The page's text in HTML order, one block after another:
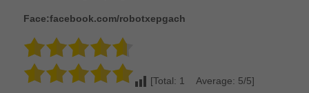
Face:facebook.com/robotxepgach
[Total: 1 Average: 5/5]